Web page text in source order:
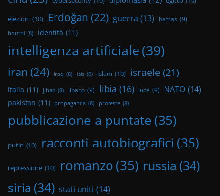
elezioni (10) Erdoğan (22) guerra (13) hamas (9)
houthi (8) identità (11)
intelligenza artificiale(39)
iran (24) iraq (8) isis (8) islam (10) israele(21)
italia (11) jihad (8) libano (9) libia (16) luce (9) NATO (14)
pakistan (11) propaganda (8) proteste (8)
pubblicazione a puntate(35)
putin (10) racconti autobiografici (35)
repressione (10) romanzo(35) russia (34)
siria (34) stati uniti (14)